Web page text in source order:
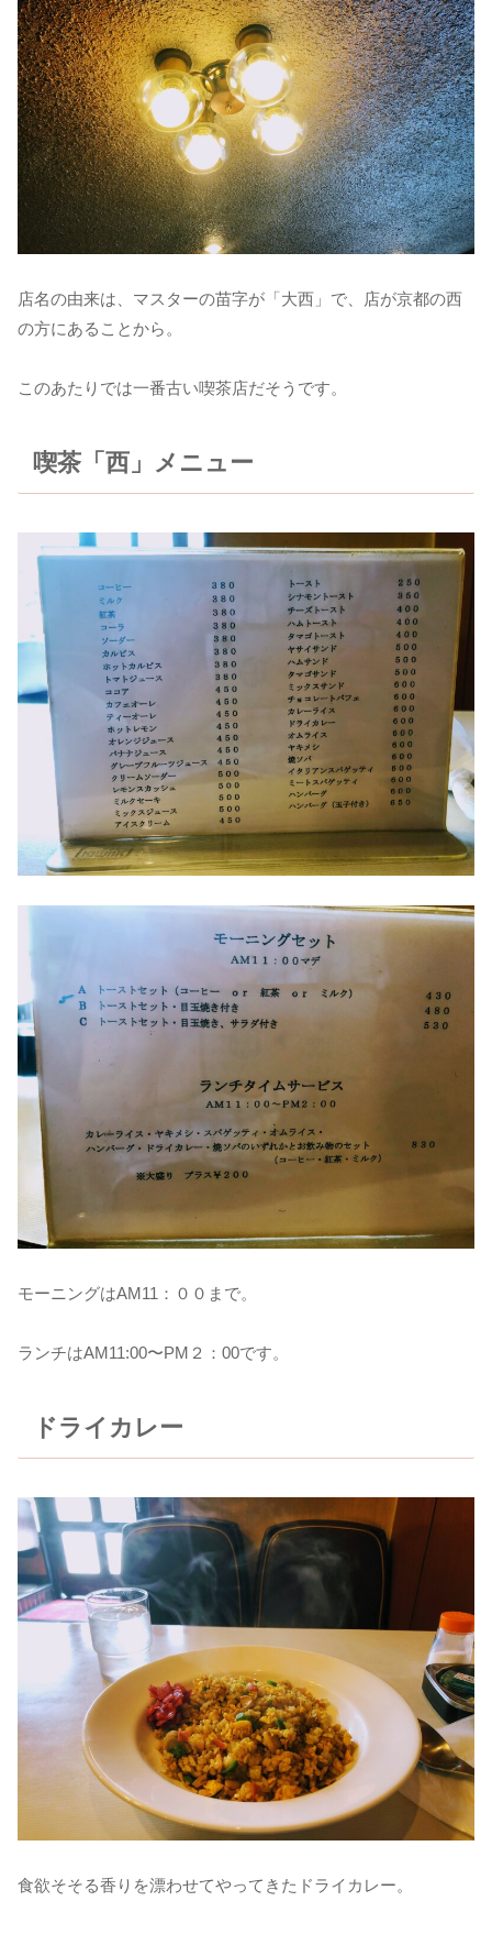
店名の由来は、マスターの苗字が「大西」で、店が京都の西
の方にあることから。
このあたりでは一番古い喫茶店だそうです。
喫茶「西」メニュー
モーニングはAM11：００まで。
ランチはAM11:00〜PM２：00です。
ドライカレー
食欲そそる香りを漂わせてやってきたドライカレー。